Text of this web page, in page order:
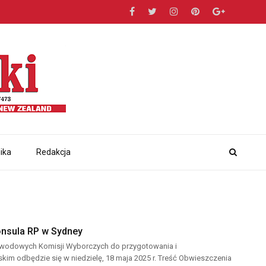
Redakcja
RP w Sydney
Komisji Wyborczych do przygotowania i
odbędzie się w niedzielę, 18 maja 2025 r. Treść Obwieszczenia